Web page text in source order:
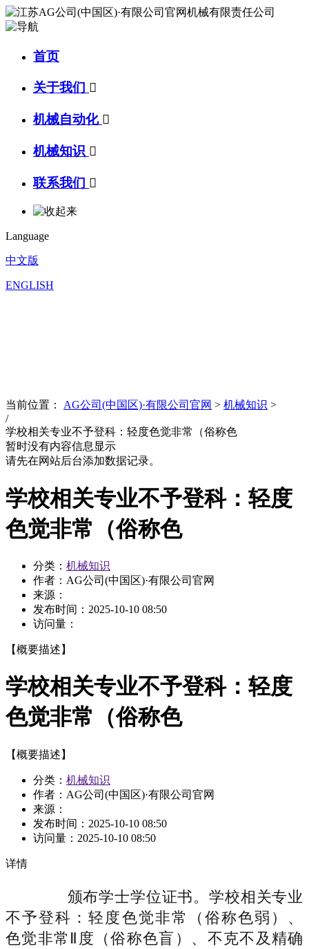
首页
关于我们 
机械自动化 
机械知识 
联系我们 
Language
中文版
ENGLISH
当前位置： AG公司(中国区)·有限公司官网 > 机械知识 >
/
学校相关专业不予登科：轻度色觉非常（俗称色
暂时没有内容信息显示
请先在网站后台添加数据记录。
学校相关专业不予登科：轻度
色觉非常（俗称色
分类： 机械知识
作者：AG公司(中国区)·有限公司官网
来源：
发布时间： 2025-10-10 08:50
访问量：
【概要描述】
学校相关专业不予登科：轻度
色觉非常（俗称色
【概要描述】
分类： 机械知识
作者：AG公司(中国区)·有限公司官网
来源：
发布时间： 2025-10-10 08:50
访问量： 2025-10-10 08:50
详情
颁布学士学位证书。学校相关专业
不予登科：轻度色觉非常（俗称色弱）、
色觉非常Ⅱ度（俗称色盲）、不克不及精确